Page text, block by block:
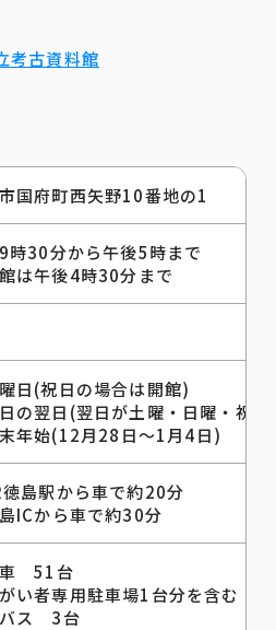
考古資料館
国府町西矢野10番地の1
時30分から午後5時まで
は午後4時30分まで
日(祝日の場合は開館)
の翌日(翌日が土曜・日曜・祝
年始(12月28日～1月4日)
徳島駅から車で約20分
ICから車で約30分
51台
い者専用駐車場1台分を含む
ス 3台